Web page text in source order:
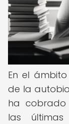
En el
de la
ha cobrado
las